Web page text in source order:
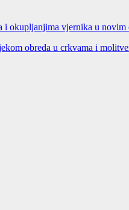
okupljanjima vjernika u
obreda u crkvama i